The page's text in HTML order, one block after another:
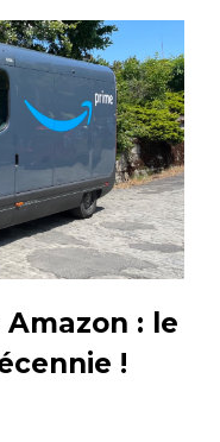
: le
!